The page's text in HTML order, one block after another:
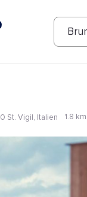
St. Vigil, Italien 1.8